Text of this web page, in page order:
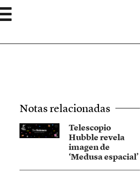
Notas relacionadas
Telescopio
Hubble revela
imagen de
‘Medusa espacial’